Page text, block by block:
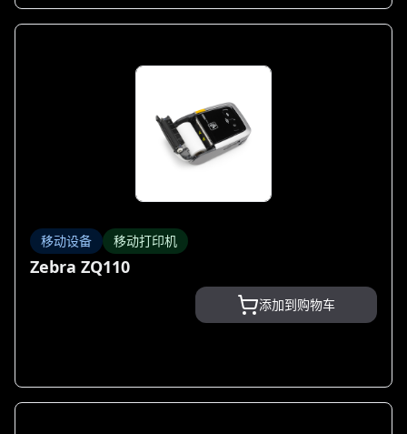
移动设备 移动打印机
Zebra ZQ110
添加到购物车